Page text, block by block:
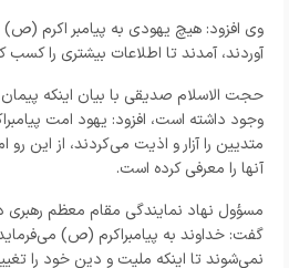
وی افزود: هیچ یهودی به پیامبر اکرم (ص)
آوردند، آمدند تا اطلاعات بیشتری را کسب
حجت الاسلام صدیقی با بیان اینکه
وجود داشته است، افزود: یهود امت
متدیین را آزار و اذیت می‌کردند، از این
آنها را معرفی کرده است.
مسؤول نهاد نمایندگی مقام معظم رهبری
گفت: خداوند به پیامبراکرم (ص)
نمی‌شوند تا اینکه ملیت و دین خود را